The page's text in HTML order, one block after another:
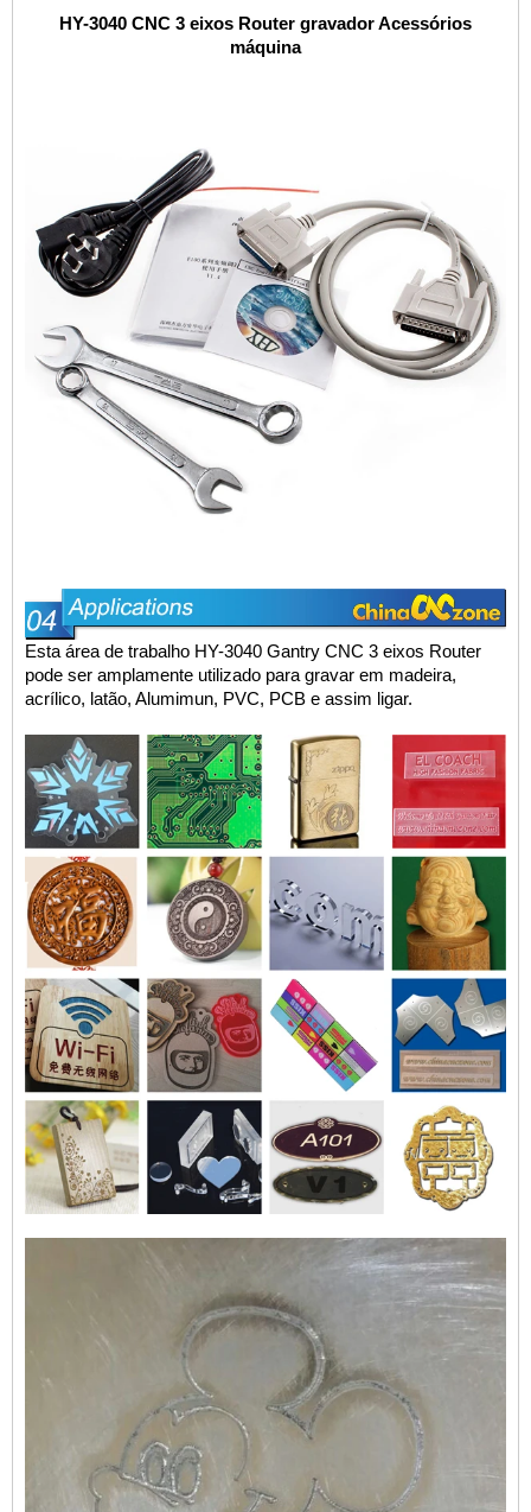
HY-3040 CNC 3 eixos Router gravador Acessórios
máquina
Esta área de trabalho HY-3040 Gantry CNC 3 eixos Router
pode ser amplamente utilizado para gravar em madeira,
acrílico, latão, Alumimun, PVC, PCB e assim ligar.